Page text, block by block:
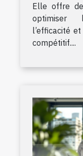
Elle offre
optimiser
l’efficacité
compétitif....